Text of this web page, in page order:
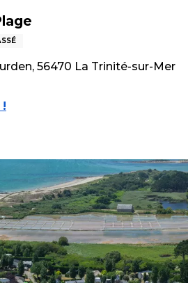
56470 La Trinité-sur-Mer
favoris